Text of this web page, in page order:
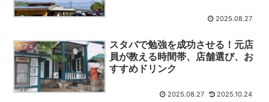
2025.08.27
カフェ
スタバで勉強を成功させる！元店
員が教える時間帯、店舗選び、お
すすめドリンク
2025.08.27 2025.10.24